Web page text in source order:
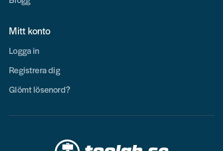
Mitt konto
Logga in
Registrera dig
Glömt lösenord?